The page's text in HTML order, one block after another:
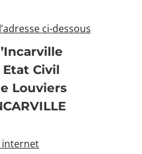
ci-dessous
Civil
Louviers
internet